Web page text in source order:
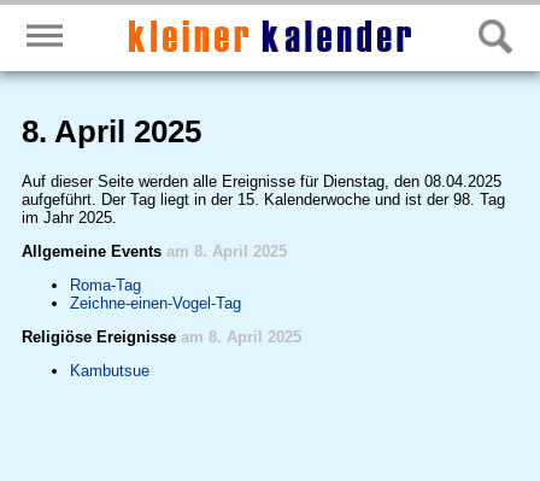
8. April 2025
Auf dieser Seite werden alle Ereignisse für Dienstag, den 08.04.2025
aufgeführt. Der Tag liegt in der 15. Kalenderwoche und ist der 98. Tag
im Jahr 2025.
Allgemeine Events am 8. April 2025
Roma-Tag
Zeichne-einen-Vogel-Tag
Religiöse Ereignisse am 8. April 2025
Kambutsue